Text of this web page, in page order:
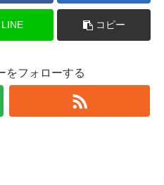
LINE コピー
をフォローする